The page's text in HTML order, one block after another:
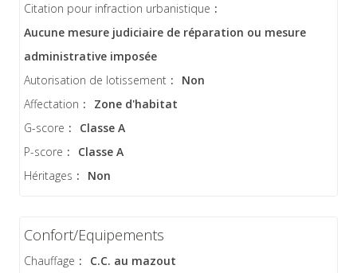
Citation pour infraction urbanistique :
Aucune mesure judiciaire de réparation ou mesure
administrative imposée
Autorisation de lotissement :
Non
Affectation :
Zone d'habitat
G-score :
Classe A
P-score :
Classe A
Héritages : Non
Confort/Equipements
Chauffage :
C.C. au mazout